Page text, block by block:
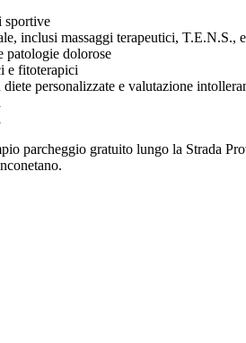
sportive
inclusi massaggi terapeutici, T.E.N.S.,
patologie dolorose
e fitoterapici
personalizzate e valutazione
parcheggio gratuito lungo la Strada